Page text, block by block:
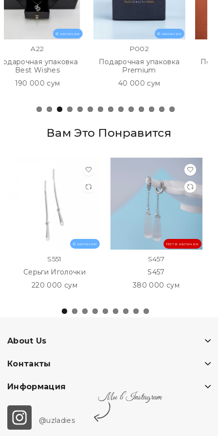
Самовывоз:
1. Корзинка Туркменская.
2. Метро Чиланзар, напротив Texnomart.
с 10:00 до 20:00
В наличии
упаковка
Wishes
000 сум
В наличии
P002
Подарочная упаковка
Premium
40 000 сум
Вам Это Понравится
В наличии
S551
Серьги Иголочки
220 000 сум
Нет в наличии
S457
S457
380 000 сум
About Us
Контакты
Информация
@uzladies
Мы в Instagram